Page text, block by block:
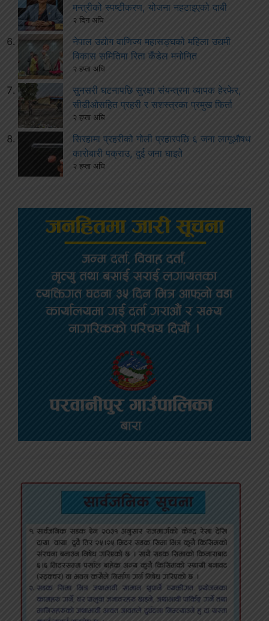
मन्त्रीको स्पष्टीकरण, योजना नहटाइएको दाबी
२ दिन अघि
नेपाल उद्योग वाणिज्य महासङ्घको महिला उद्यमी
विकास समितिमा रिता कँडेल मनोनित
२ हप्ता अघि
सुनसरी घटनापछि सुरक्षा संयन्त्रमा व्यापक हेरफेर,
सीडीओसहित प्रहरी र सशस्त्रका प्रमुख फिर्ता
२ हप्ता अघि
सिरहामा प्रहरीको गोली प्रहारपछि ६ जना लागूऔषध
कारोबारी पक्राउ, दुई जना घाइते
२ हप्ता अघि